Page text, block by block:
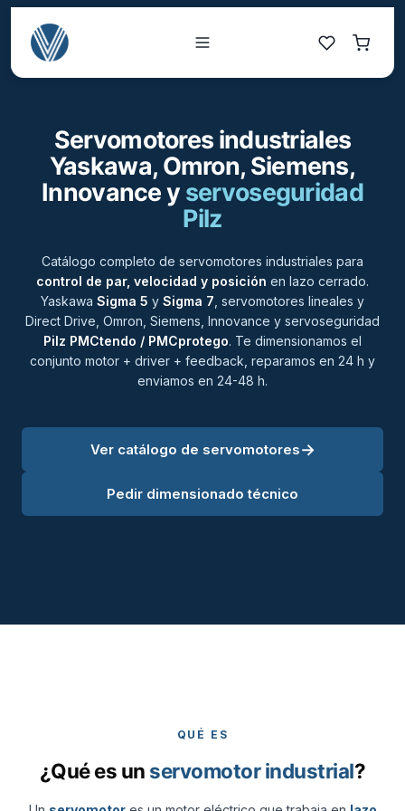
Servomotores industriales
Yaskawa, Omron, Siemens,
Innovance y servoseguridad
Pilz
Catálogo completo de servomotores industriales para
control de par, velocidad y posición en lazo cerrado.
Yaskawa Sigma 5 y Sigma 7 , servomotores lineales y
Direct Drive, Omron, Siemens, Innovance y servoseguridad
Pilz PMCtendo / PMCprotego. Te dimensionamos el
conjunto motor + driver + feedback, reparamos en 24 h y
enviamos en 24-48 h.
Ver catálogo de servomotores→
Pedir dimensionado técnico
QUÉ ES
¿Qué es un servomotor industrial?